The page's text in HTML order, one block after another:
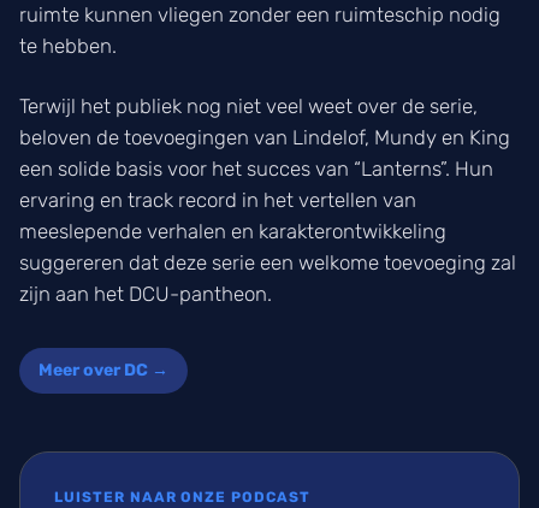
ruimte kunnen vliegen zonder een ruimteschip nodig
te hebben.
Terwijl het publiek nog niet veel weet over de serie,
beloven de toevoegingen van Lindelof, Mundy en King
een solide basis voor het succes van “Lanterns”. Hun
ervaring en track record in het vertellen van
meeslepende verhalen en karakterontwikkeling
suggereren dat deze serie een welkome toevoeging zal
zijn aan het DCU-pantheon.
Meer over DC →
LUISTER NAAR ONZE PODCAST